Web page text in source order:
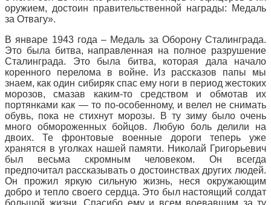
оружием, достоин правительственной награды: Медаль
за Отвагу».
В январе 1943 года – Медаль за Оборону Сталинграда.
Это была битва, направленная на полное разрушение
Сталинграда. Это была битва, которая дала начало
коренного перелома в войне. Из рассказов папы мы
знаем, как один сибиряк спас ему ноги в период жестоких
морозов, смазав каким-то средством и обмотав их
портянками как — то по-особенному, и велел не снимать
обувь, пока не стихнут морозы. В ту зиму было очень
много обмороженных бойцов. Любую боль делили на
двоих. Те фронтовые военные дороги теперь уже
хранятся в уголках нашей памяти. Николай Григорьевич
был весьма скромным человеком. Он всегда
предпочитал рассказывать о достоинствах других людей.
Он прожил яркую сильную жизнь, неся окружающим
добро и тепло своего сердца. Это был настоящий солдат
большой жизни. Спасибо ему и всем воевавшим за ту